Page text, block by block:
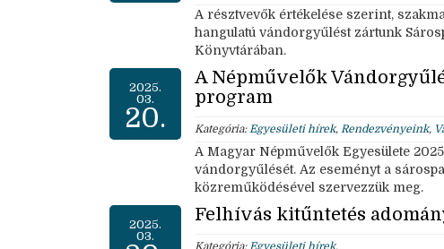
A résztvevők értékelése szerint,
hangulatú vándorgyűlést zártunk
Könyvtárában.
2025.
03.
20.
A Népművelők
program
Kategória:Egyesületi hírek, Rendezvényeink,
A Magyar Népművelők Egyesülete
vándorgyűlését. Az eseményt a
közreműködésével szervezzük meg.
2025.
03.
Felhívás kitűntetés
Kategória:Egyesületi hírek.